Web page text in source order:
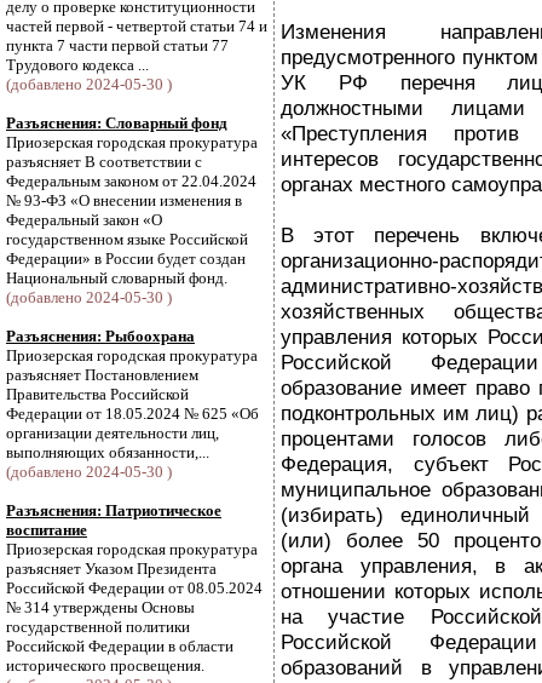
делу о проверке конституционности
частей первой - четвертой статьи 74 и
пункта 7 части первой статьи 77
Трудового кодекса ...
(добавлено 2024-05-30 )
Разъяснения: Словарный фонд
Приозерская городская прокуратура
разъясняет В соответствии с
Федеральным законом от 22.04.2024
№ 93-ФЗ «О внесении изменения в
Федеральный закон «О
государственном языке Российской
Федерации» в России будет создан
Национальный словарный фонд.
(добавлено 2024-05-30 )
Разъяснения: Рыбоохрана
Приозерская городская прокуратура
разъясняет Постановлением
Правительства Российской
Федерации от 18.05.2024 № 625 «Об
организации деятельности лиц,
выполняющих обязанности,...
(добавлено 2024-05-30 )
Разъяснения: Патриотическое
воспитание
Приозерская городская прокуратура
разъясняет Указом Президента
Российской Федерации от 08.05.2024
№ 314 утверждены Основы
государственной политики
Российской Федерации в области
исторического просвещения.
Изменения
предусмотренного
УК РФ перечня лиц,
должностными
«Преступления против
интересов
органах местного
В этот перечень
организационно-
административно-
хозяйственных
управления которых
Российской
образование имеет
подконтрольных им лиц)
процентами голосов
Федерация, субъект
муниципальное
(избирать)
(или) более 50
органа управления, в
отношении которых
на участие
Российской
образований в